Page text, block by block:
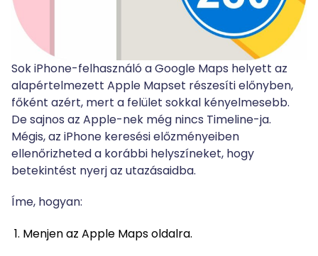
Sok iPhone-felhasználó a Google Maps helyett az
alapértelmezett Apple Mapset részesíti előnyben,
főként azért, mert a felület sokkal kényelmesebb.
De sajnos az Apple-nek még nincs Timeline-ja.
Mégis, az iPhone keresési előzményeiben
ellenőrizheted a korábbi helyszíneket, hogy
betekintést nyerj az utazásaidba.
Íme, hogyan:
Menjen az Apple Maps oldalra.